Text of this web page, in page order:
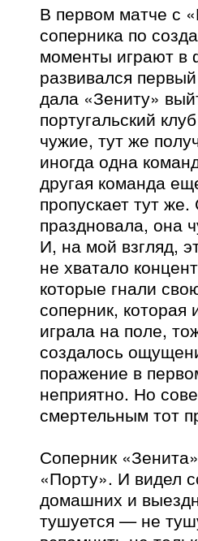
В первом матче с
соперника по
моменты играют в
развивался
дала «Зениту»
португальский
чужие, тут же
иногда одна
другая команда
пропускает тут
праздновала, она
И, на мой взгляд,
не хватало
которые гнали
соперник,
играла на поле,
создалось
поражение в
неприятно. Но
смертельным тот
Соперник
«Порту». И видел
домашних и
тушуется — не